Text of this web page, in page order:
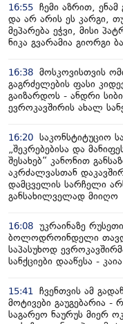
16:55 ჩემი აზრით,
და არ არის ეს კარგი,
მეპარება ეჭვი, მისი
ნიკა გვარამია გიორგი
16:38 მოსკოვისთვის
გაგრძელების ფასი
გაიზარდოს - ანდრი
ევროკავშირის ახალ
16:20 საკონსტიტუციო
„შეკრებებისა და
შესახებ“ კანონით
აკრძალვასთან
დამცველის სარჩელი
განსახილველად მიიღო
16:08 უკრაინაზე
ბოლოდროინდელი
საპასუხოდ
სანქციები დააწესა -
15:41
ჩვენთვის ამ
მოტივები გაუგებარია -
საგარეო ნაურუს მიერ